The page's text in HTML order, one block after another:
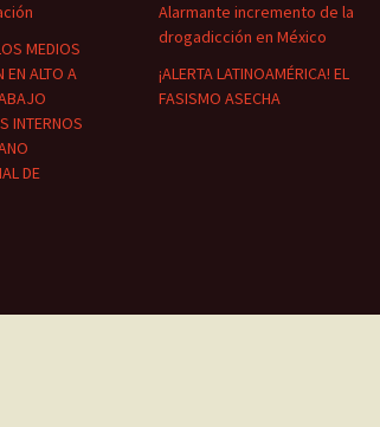
MEDIOS
EN ALTO A
INTERNOS
DE
Alarmante incremento de la
drogadicción en México
¡ALERTA LATINOAMÉRICA! EL
FASISMO ASECHA